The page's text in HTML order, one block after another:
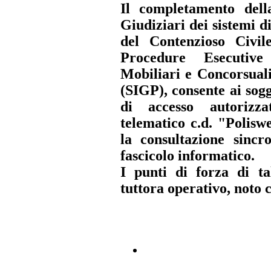
Il completamento
Giudiziari dei sistemi
del Contenzioso
Procedure
Mobiliari e
(SIGP), consente ai
di accesso
telematico c.d.
la consultazione
fascicolo informatico.
I punti di forza di
tuttora operativo, noto